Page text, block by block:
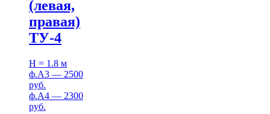
(левая,
правая)
ТУ-4
H = 1.8 м
ф.А3 — 2500
руб.
ф.А4 — 2300
руб.